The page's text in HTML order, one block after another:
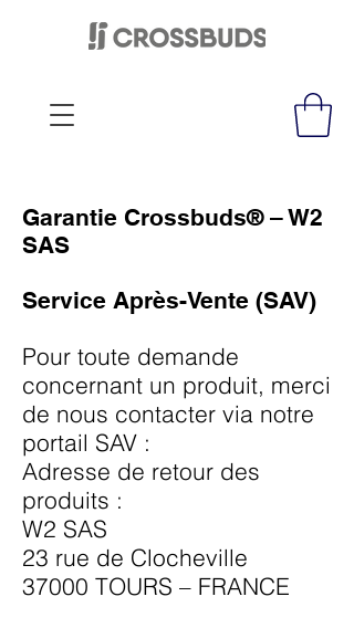
Garantie Crossbuds® – W2
SAS
Service Après-Vente (SAV)
Pour toute demande
concernant un produit, merci
de nous contacter via notre
portail SAV :
Adresse de retour des
produits :
W2 SAS
23 rue de Clocheville
37000 TOURS – FRANCE